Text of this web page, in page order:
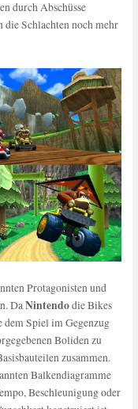
durch Abschüsse
die Schlachten noch mehr
Protagonisten und
DaNintendodie Bikes
dem Spiel im Gegenzug
Boliden zu
zusammen.
Balkendiagramme
Beschleunigung oder